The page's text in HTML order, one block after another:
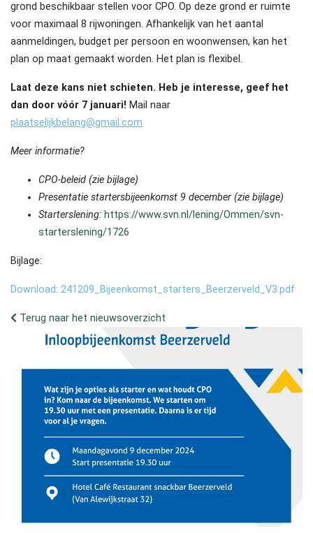
grond beschikbaar stellen voor CPO. Op deze grond er ruimte
voor maximaal 8 rijwoningen. Afhankelijk van het aantal
aanmeldingen, budget per persoon en woonwensen, kan het
plan op maat gemaakt worden. Het plan is flexibel.
Laat deze kans niet schieten. Heb je interesse, geef het
dan door vóór 7 januari! Mail naar
plaatselijkbelang@gmail.com
Meer informatie?
CPO-beleid (zie bijlage)
Presentatie startersbijeenkomst 9 december (zie bijlage)
Starterslening: https://www.svn.nl/lening/Ommen/svn-
starterslening/1726
Bijlage:
Download: 241209_Bijeenkomst_starters_Beerzerveld_V3.pdf
Terug naar het nieuwsoverzicht